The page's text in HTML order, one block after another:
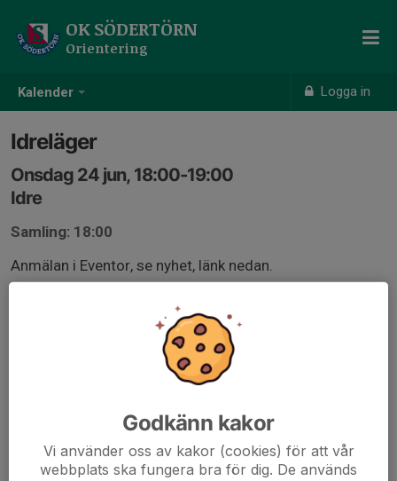
Kalender Logga in
OK SÖDERTÖRN
Orientering
Idreläger
Onsdag 24 jun, 18:00-19:00
Idre
Samling: 18:00
Anmälan i Eventor, se nyhet, länk nedan.
sodertorn-sommarlager-idre-2026
Godkänn kakor
Vi använder oss av kakor (cookies) för att vår
webbplats ska fungera bra för dig. De används